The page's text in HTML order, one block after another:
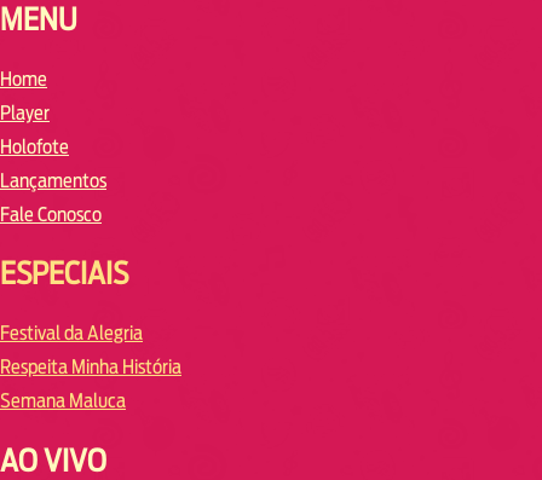
MENU
Home
Player
Holofote
Lançamentos
Fale Conosco
ESPECIAIS
Festival da Alegria
Respeita Minha História
Semana Maluca
AO VIVO